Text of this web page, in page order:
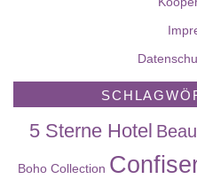
5 Sterne Hotel
Boho Collection